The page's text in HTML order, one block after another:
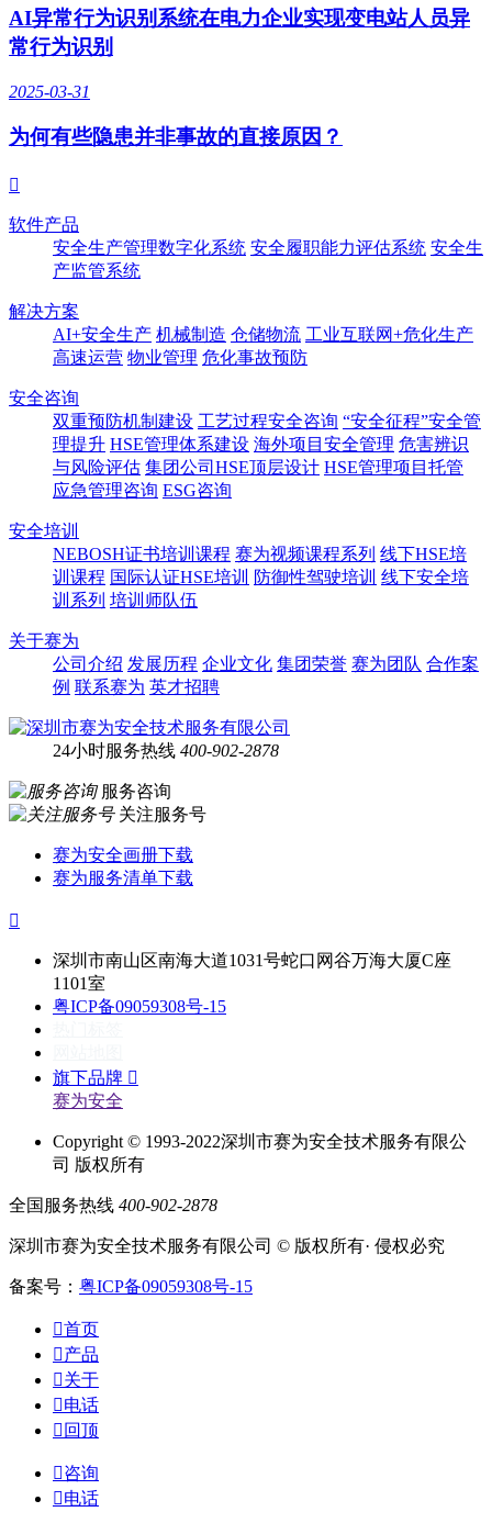
AI异常行为识别系统在电力企业实现变电站人员异
常行为识别
2025-03-31
为何有些隐患并非事故的直接原因？

软件产品
安全生产管理数字化系统 安全履职能力评估系统 安全生
产监管系统
解决方案
AI+安全生产 机械制造 仓储物流 工业互联网+危化生产
高速运营 物业管理 危化事故预防
安全咨询
双重预防机制建设 工艺过程安全咨询 “安全征程”安全管
理提升 HSE管理体系建设 海外项目安全管理 危害辨识
与风险评估 集团公司HSE顶层设计 HSE管理项目托管
应急管理咨询 ESG咨询
安全培训
NEBOSH证书培训课程 赛为视频课程系列 线下HSE培
训课程 国际认证HSE培训 防御性驾驶培训 线下安全培
训系列 培训师队伍
关于赛为
公司介绍 发展历程 企业文化 集团荣誉 赛为团队 合作案
例 联系赛为 英才招聘
24小时服务热线 400-902-2878
服务咨询
关注服务号
赛为安全画册下载
赛为服务清单下载

深圳市南山区南海大道1031号蛇口网谷万海大厦C座
1101室
粤ICP备09059308号-15
旗下品牌 
赛为安全
Copyright © 1993-2022深圳市赛为安全技术服务有限公
司 版权所有
全国服务热线 400-902-2878
深圳市赛为安全技术服务有限公司 © 版权所有· 侵权必究
备案号： 粤ICP备09059308号-15
首页
产品
关于
电话
 回顶
咨询
电话